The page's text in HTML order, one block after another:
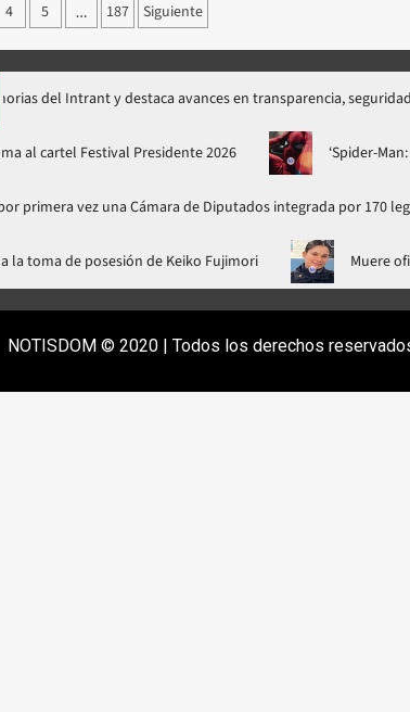
4 5 … 187 Siguiente
y destaca avances en transparencia, seguridad vial y
se suma al cartel Festival Presidente 2026
vez una Cámara de Diputados integrada por 170 legisladores
no fue a la toma de posesión de Keiko Fujimori
NOTISDOM © 2020 | Todos los derechos